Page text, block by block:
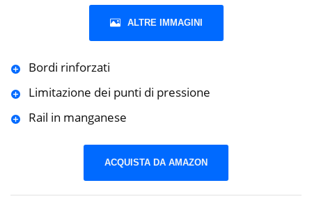
ALTRE IMMAGINI
Bordi rinforzati
Limitazione dei punti di pressione
Rail in manganese
ACQUISTA DA AMAZON